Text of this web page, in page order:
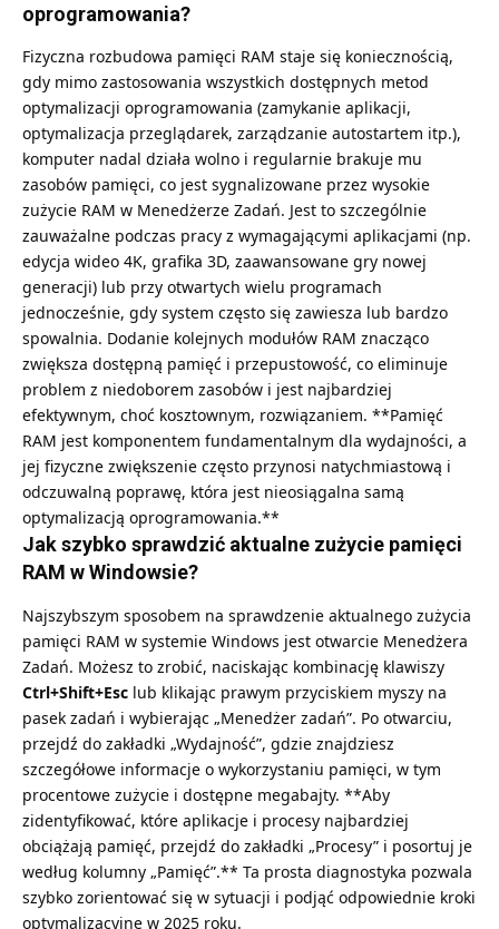
oprogramowania?
Fizyczna rozbudowa pamięci RAM staje się koniecznością,
gdy mimo zastosowania wszystkich dostępnych metod
optymalizacji oprogramowania (zamykanie aplikacji,
optymalizacja przeglądarek, zarządzanie autostartem itp.),
komputer nadal działa wolno i regularnie brakuje mu
zasobów pamięci, co jest sygnalizowane przez wysokie
zużycie RAM w Menedżerze Zadań. Jest to szczególnie
zauważalne podczas pracy z wymagającymi aplikacjami (np.
edycja wideo 4K, grafika 3D, zaawansowane gry nowej
generacji) lub przy otwartych wielu programach
jednocześnie, gdy system często się zawiesza lub bardzo
spowalnia. Dodanie kolejnych modułów RAM znacząco
zwiększa dostępną pamięć i przepustowość, co eliminuje
problem z niedoborem zasobów i jest najbardziej
efektywnym, choć kosztownym, rozwiązaniem. **Pamięć
RAM jest komponentem fundamentalnym dla wydajności, a
jej fizyczne zwiększenie często przynosi natychmiastową i
odczuwalną poprawę, która jest nieosiągalna samą
optymalizacją oprogramowania.**
Jak szybko sprawdzić aktualne zużycie pamięci
RAM w Windowsie?
Najszybszym sposobem na sprawdzenie aktualnego zużycia
pamięci RAM w systemie Windows jest otwarcie Menedżera
Zadań. Możesz to zrobić, naciskając kombinację klawiszy
Ctrl+Shift+Esc lub klikając prawym przyciskiem myszy na
pasek zadań i wybierając „Menedżer zadań”. Po otwarciu,
przejdź do zakładki „Wydajność”, gdzie znajdziesz
szczegółowe informacje o wykorzystaniu pamięci, w tym
procentowe zużycie i dostępne megabajty. **Aby
zidentyfikować, które aplikacje i procesy najbardziej
obciążają pamięć, przejdź do zakładki „Procesy” i posortuj je
według kolumny „Pamięć”.** Ta prosta diagnostyka pozwala
szybko zorientować się w sytuacji i podjąć odpowiednie kroki
optymalizacyjne w 2025 roku.